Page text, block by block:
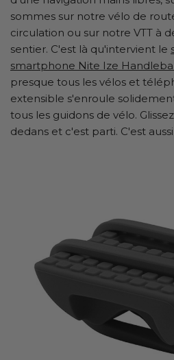
sommes sur notre vélo de
circulation ou sur notre VTT à
sentier. C'est là qu'intervient le
smartphone Nite Ize
presque tous les vélos et
extensible s'enroule
tous les guidons de vélo.
dedans et c'est parti. C'est